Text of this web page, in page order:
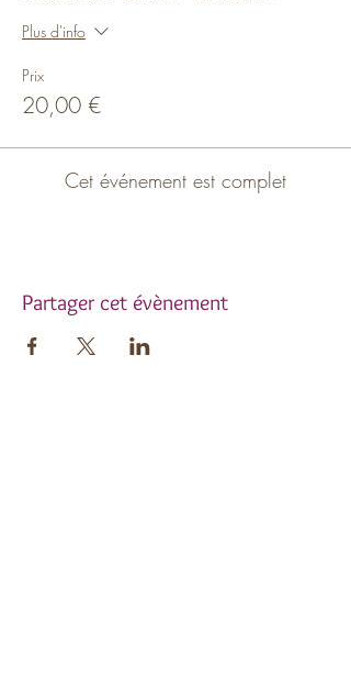
Plus d'info
Prix
20,00 €
Cet événement est complet
Partager cet évènement